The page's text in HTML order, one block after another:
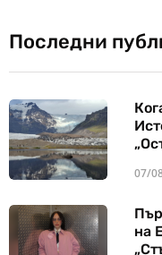
Последни
07/
на